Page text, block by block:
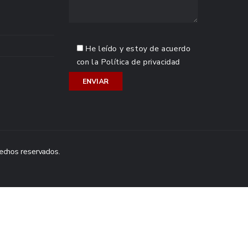
He leído y estoy de acuerdo
con la Política de privacidad
reservados.